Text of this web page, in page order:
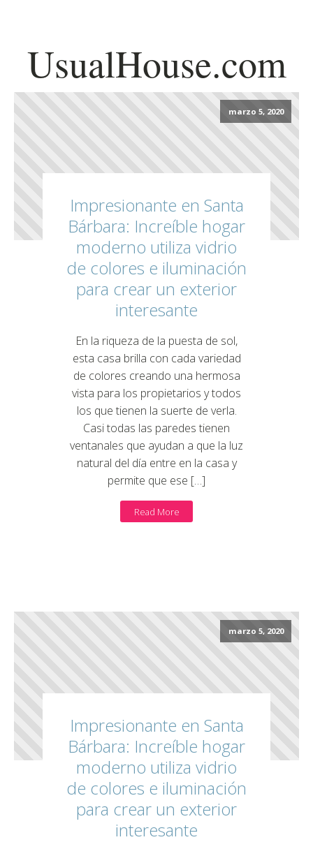
UsualHouse.com
marzo 5, 2020
Impresionante en Santa
Bárbara: Increíble hogar
moderno utiliza vidrio
de colores e iluminación
para crear un exterior
interesante
En la riqueza de la puesta de sol,
esta casa brilla con cada variedad
de colores creando una hermosa
vista para los propietarios y todos
los que tienen la suerte de verla.
Casi todas las paredes tienen
ventanales que ayudan a que la luz
natural del día entre en la casa y
permite que ese […]
Read More
marzo 5, 2020
Impresionante en Santa
Bárbara: Increíble hogar
moderno utiliza vidrio
de colores e iluminación
para crear un exterior
interesante